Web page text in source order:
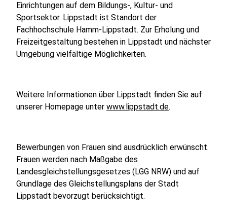
Einrichtungen auf dem Bildungs-, Kultur- und
Sportsektor. Lippstadt ist Standort der
Fachhochschule Hamm-Lippstadt. Zur Erholung und
Freizeitgestaltung bestehen in Lippstadt und nächster
Umgebung vielfältige Möglichkeiten.
Weitere Informationen über Lippstadt finden Sie auf
unserer Homepage unter www.lippstadt.de.
Bewerbungen von Frauen sind ausdrücklich erwünscht.
Frauen werden nach Maßgabe des
Landesgleichstellungsgesetzes (LGG NRW) und auf
Grundlage des Gleichstellungsplans der Stadt
Lippstadt bevorzugt berücksichtigt.